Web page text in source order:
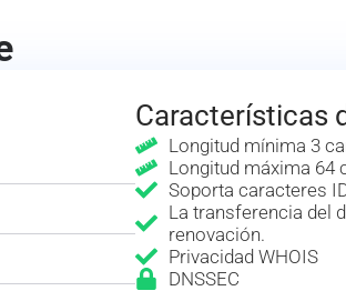
Características
Longitud mínima 3
Longitud máxima 64
Soporta caracteres
La transferencia del
renovación.
Privacidad WHOIS
DNSSEC